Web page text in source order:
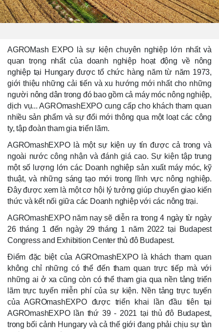
AGROMash EXPO là sự kiện chuyên nghiệp lớn nhất và
quan trọng nhất của doanh nghiệp hoạt động về nông
nghiệp tại Hungary được tổ chức hàng năm từ năm 1973,
giới thiệu những cải tiến và xu hướng mới nhất cho những
người nông dân trong đó bao gồm cả máy móc nông nghiệp,
dịch vụ... AGROmashEXPO cung cấp cho khách tham quan
nhiều sản phẩm và sự đổi mới thông qua một loạt các công
ty, tập đoàn tham gia triển lãm.
AGROmashEXPO là một sự kiện uy tín được cả trong và
ngoài nước công nhận và đánh giá cao. Sự kiện tập trung
một số lượng lớn các Doanh nghiệp sản xuất máy móc, kỹ
thuật, và những sáng tạo mới trong lĩnh vực nông nghiệp.
Đây được xem là một cơ hội lý tưởng giúp chuyển giao kiến
​​thức và kết nối giữa các Doanh nghiệp với các nông trại.
AGROmashEXPO năm nay sẽ diễn ra trong 4 ngày từ ngày
26 tháng 1 đến ngày 29 tháng 1 năm 2022 tại Budapest
Congress and Exhibition Center thủ đô Budapest.
Điểm đặc biệt của AGROmashEXPO là khách tham quan
không chỉ những có thể đến tham quan trực tiếp mà với
những ai ở xa cũng còn có thể tham gia qua nền tảng triển
lãm trực tuyến miễn phí của sự kiện. Nền tảng trực tuyến
của AGROmashEXPO được triển khai lần đầu tiên tại
AGROmashEXPO lần thứ 39 - 2021 tại thủ đô Budapest,
trong bối cảnh Hungary và cả thế giới đang phải chịu sự tàn